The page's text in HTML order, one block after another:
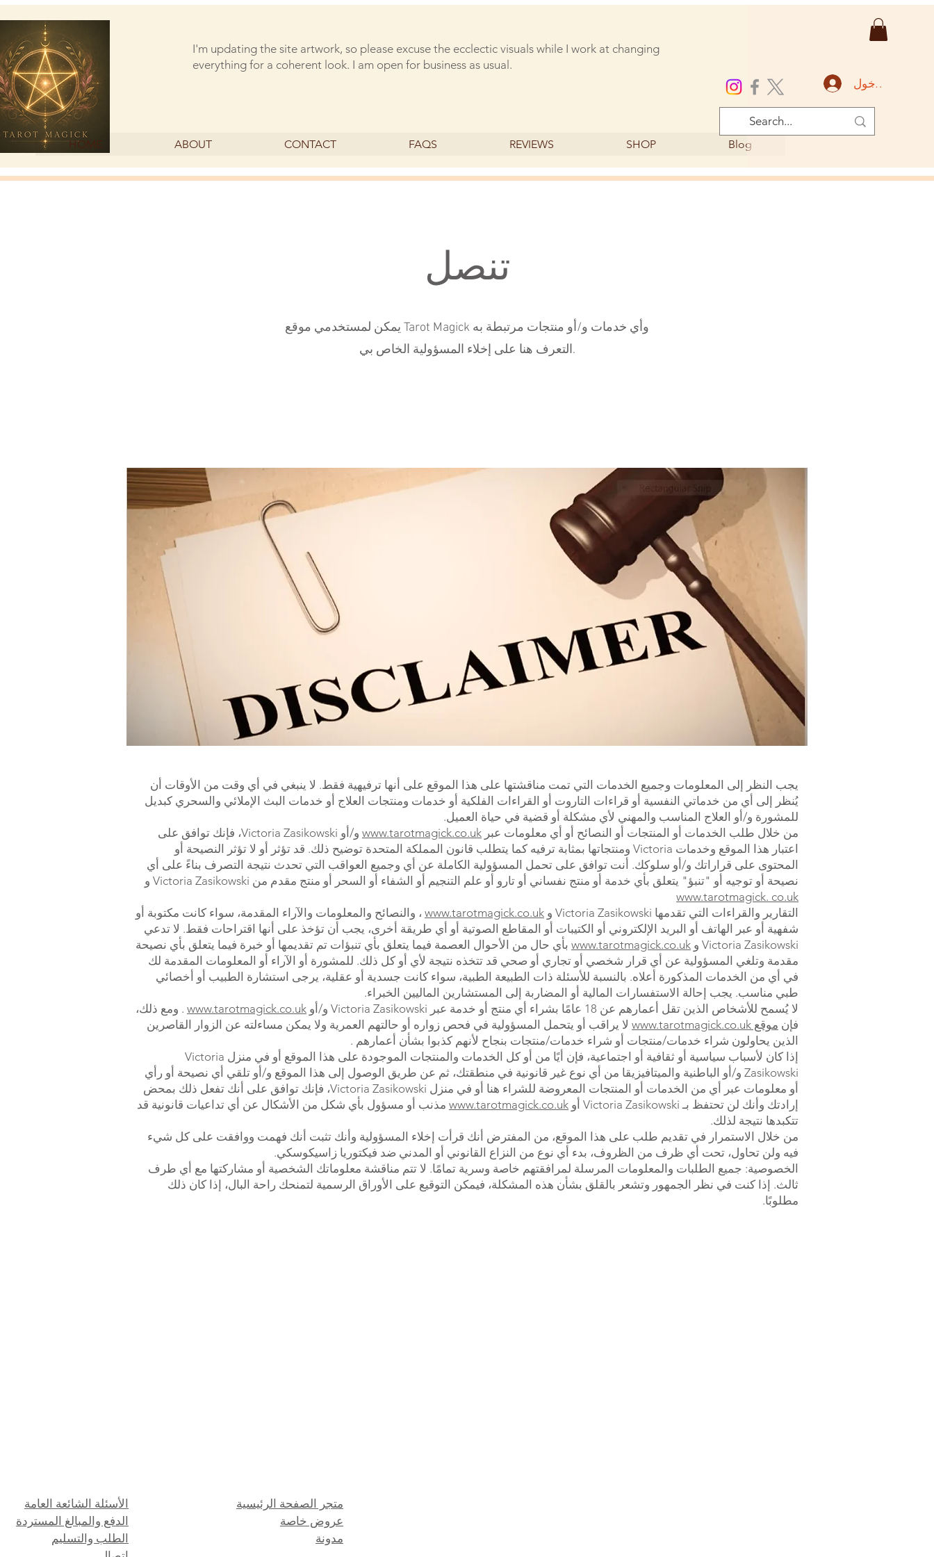
I'm updating the site artwork, so please excuse the ecclectic visuals while I work at changing
everything for a coherent look. I am open for business as usual.
HOME ABOUT CONTACT FAQS REVIEWS SHOP Blog
تسجيل الدخول
تنصل
يمكن لمستخدمي موقع Tarot Magick وأي خدمات و/أو منتجات مرتبطة به
التعرف هنا على إخلاء المسؤولية الخاص بي.
يجب النظر إلى المعلومات وجميع الخدمات التي تمت مناقشتها على هذا الموقع على أنها ترفيهية فقط. لا ينبغي في أي وقت من الأوقات أن
يُنظر إلى أي من خدماتي النفسية أو قراءات التاروت أو القراءات الفلكية أو خدمات ومنتجات العلاج أو خدمات البث الإملائي والسحري كبديل
للمشورة و/أو العلاج المناسب والمهني لأي مشكلة أو قضية في حياة العميل.
من خلال طلب الخدمات أو المنتجات أو النصائح أو أي معلومات عبر www.tarotmagick.co.uk
و/أو Victoria Zasikowski، فإنك توافق على
اعتبار هذا الموقع وخدمات Victoria ومنتجاتها بمثابة ترفيه كما يتطلب قانون المملكة المتحدة توضيح ذلك. قد تؤثر أو لا تؤثر النصيحة أو
المحتوى على قراراتك و/أو سلوكك. أنت توافق على تحمل المسؤولية الكاملة عن أي وجميع العواقب التي تحدث نتيجة التصرف بناءً على أي
نصيحة أو توجيه أو "تنبؤ" يتعلق بأي خدمة أو منتج نفساني أو تارو أو علم التنجيم أو الشفاء أو السحر أو منتج مقدم من Victoria Zasikowski و
www.tarotmagick. co.uk
التقارير والقراءات التي تقدمها Victoria Zasikowski و
www.tarotmagick.co.uk ، والنصائح والمعلومات والآراء المقدمة، سواء كانت مكتوبة أو
شفهية أو عبر الهاتف أو البريد الإلكتروني أو الكتيبات أو المقاطع الصوتية أو أي طريقة أخرى، يجب أن تؤخذ على أنها اقتراحات فقط. لا تدعي
Victoria Zasikowski و
www.tarotmagick.co.uk بأي حال من الأحوال العصمة فيما يتعلق بأي تنبؤات تم تقديمها أو خبرة فيما يتعلق بأي نصيحة
مقدمة وتلغي المسؤولية عن أي قرار شخصي أو تجاري أو صحي قد تتخذه نتيجة لأي أو كل ذلك. للمشورة أو الآراء أو المعلومات المقدمة لك
في أي من الخدمات المذكورة أعلاه. بالنسبة للأسئلة ذات الطبيعة الطبية، سواء كانت جسدية أو عقلية، يرجى استشارة الطبيب أو أخصائي
طبي مناسب. يجب إحالة الاستفسارات المالية أو المضاربة إلى المستشارين الماليين الخبراء.
لا يُسمح للأشخاص الذين تقل أعمارهم عن 18 عامًا بشراء أي منتج أو خدمة عبر Victoria Zasikowski و/أو
www.tarotmagick.co.uk . ومع ذلك،
فإن موقع www.tarotmagick.co.uk
لا يراقب أو يتحمل المسؤولية في فحص زواره أو حالتهم العمرية ولا يمكن مساءلته عن الزوار القاصرين
الذين يحاولون شراء خدمات/منتجات أو شراء خدمات/منتجات بنجاح لأنهم كذبوا بشأن أعمارهم .
إذا كان لأسباب سياسية أو ثقافية أو اجتماعية، فإن أيًا من أو كل الخدمات والمنتجات الموجودة على هذا الموقع أو في منزل Victoria
Zasikowski و/أو الباطنية والميتافيزيقا من أي نوع غير قانونية في منطقتك، ثم عن طريق الوصول إلى هذا الموقع و/أو تلقي أي نصيحة أو رأي
أو معلومات عبر أي من الخدمات أو المنتجات المعروضة للشراء هنا أو في منزل Victoria Zasikowski، فإنك توافق على أنك تفعل ذلك بمحض
إرادتك وأنك لن تحتفظ بـ Victoria Zasikowski أو
www.tarotmagick.co.uk مذنب أو مسؤول بأي شكل من الأشكال عن أي تداعيات قانونية قد
تتكبدها نتيجة لذلك.
من خلال الاستمرار في تقديم طلب على هذا الموقع، من المفترض أنك قرأت إخلاء المسؤولية وأنك تثبت أنك فهمت ووافقت على كل شيء
فيه ولن تحاول، تحت أي ظرف من الظروف، بدء أي نوع من النزاع القانوني أو المدني ضد فيكتوريا زاسيكوسكي.
الخصوصية: جميع الطلبات والمعلومات المرسلة لمرافقتهم خاصة وسرية تمامًا. لا تتم مناقشة معلوماتك الشخصية أو مشاركتها مع أي طرف
ثالث. إذا كنت في نظر الجمهور وتشعر بالقلق بشأن هذه المشكلة، فيمكن التوقيع على الأوراق الرسمية لتمنحك راحة البال، إذا كان ذلك
مطلوبًا.
الأسئلة الشائعة العامة
الدفع والمبالغ المستردة
الطلب والتسليم
متجر الصفحة الرئيسية
عروض خاصة
مدونة